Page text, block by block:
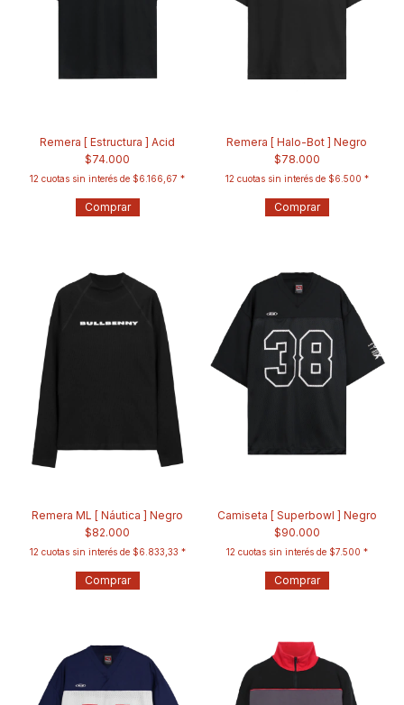
Remera [ Estructura ] Acid
$74.000
12 cuotas sin interés de $6.166,67
Comprar
Remera [ Halo-Bot ] Negro
$78.000
12 cuotas sin interés de $6.500
Comprar
Remera ML [ Náutica ] Negro
$82.000
12 cuotas sin interés de $6.833,33
Comprar
Camiseta [ Superbowl ] Negro
$90.000
12 cuotas sin interés de $7.500
Comprar